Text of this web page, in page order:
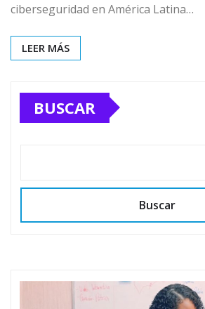
ciberseguridad en América Latina…
LEER MÁS
BUSCAR
Buscar